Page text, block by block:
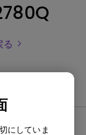
にしていま
る